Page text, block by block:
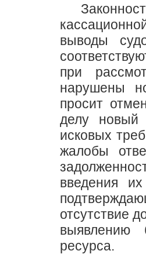
выводы
при
нарушены
просит
делу новый
исковых
жалобы
введения
отсутствие
выявлению
ресурса.